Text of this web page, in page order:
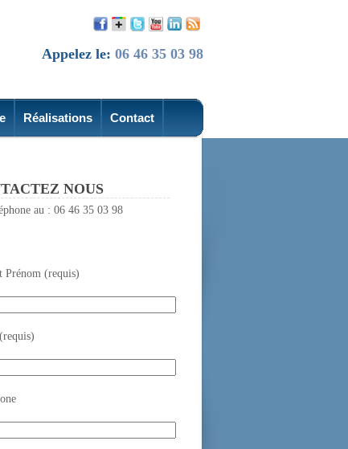
Appelez le: 06 46 35 03 98
Réalisations Contact
NOUS
au : 06 46 35 03 98
Prénom (requis)